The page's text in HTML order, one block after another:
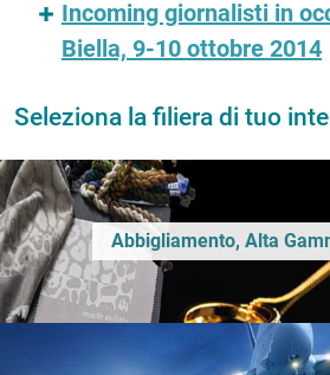
Incoming giornalisti in
Biella, 9-10 ottobre 2014
Seleziona la filiera di tuo
Abbigliamento, Alta